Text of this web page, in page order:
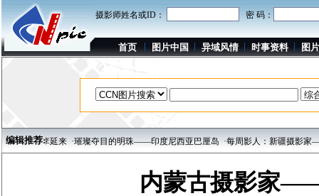
摄影师姓名或ID： 密 码：
首页 图片中国 异域风情 时事资料 图
编辑推荐:
家——李延来 ·璀璨夺目的明珠——印度尼西亚巴厘岛 ·每周影人：新疆摄影家——
内蒙古摄影家